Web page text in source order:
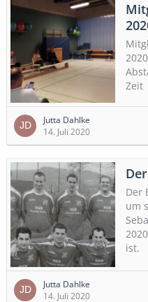
Zeit
Jutta Dahlke
14. Juli 2020
Der
um
ist.
Jutta Dahlke
14. Juli 2020